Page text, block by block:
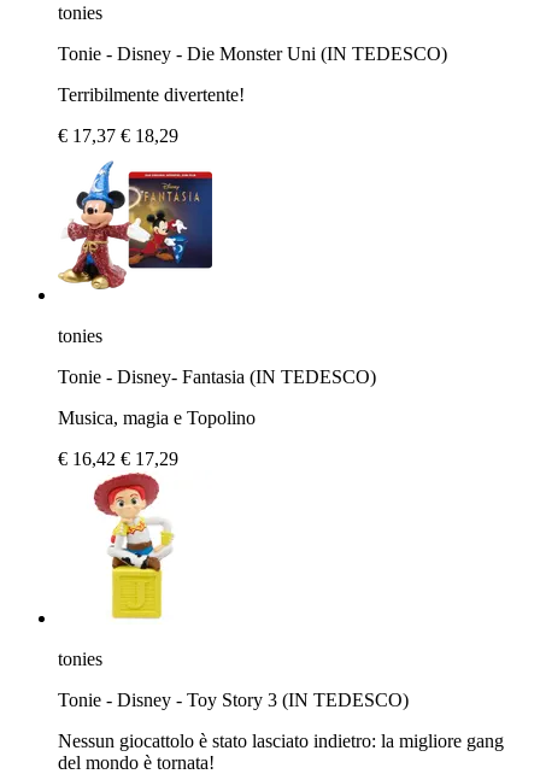
tonies
Tonie - Disney - Die Monster Uni (IN TEDESCO)
Terribilmente divertente!
€ 17,37 € 18,29
tonies
Tonie - Disney- Fantasia (IN TEDESCO)
Musica, magia e Topolino
€ 16,42 € 17,29
tonies
Tonie - Disney - Toy Story 3 (IN TEDESCO)
Nessun giocattolo è stato lasciato indietro: la migliore gang
del mondo è tornata!